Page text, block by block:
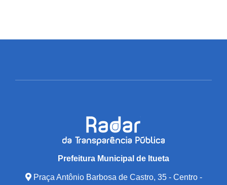
Prefeitura Municipal de Itueta
Praça Antônio Barbosa de Castro, 35 - Centro -